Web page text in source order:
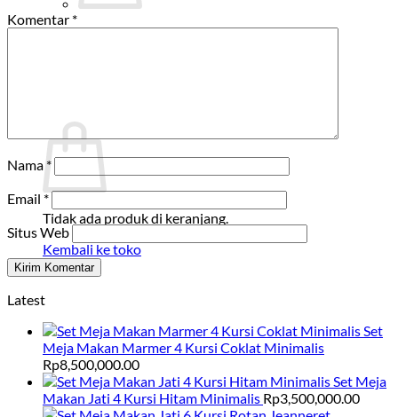
Tidak ada produk di keranjang.
Kembali ke toko
Komentar *
Nama *
Email *
Situs Web
Latest
Set
Meja Makan Marmer 4 Kursi Coklat Minimalis
Rp8,500,000.00
Set Meja
Makan Jati 4 Kursi Hitam Minimalis Rp3,500,000.00